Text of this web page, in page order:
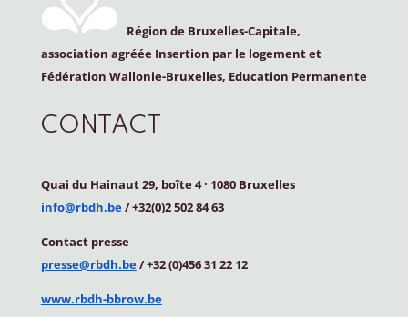
Région de Bruxelles-Capitale,
association agréée Insertion par le logement et
Fédération Wallonie-Bruxelles, Education Permanente
CONTACT
Quai du Hainaut 29, boîte 4· 1080 Bruxelles
info@rbdh.be/ +32(0)2 502 84 63
Contact presse
presse@rbdh.be/ +32 (0)456 31 22 12
www.rbdh-bbrow.be